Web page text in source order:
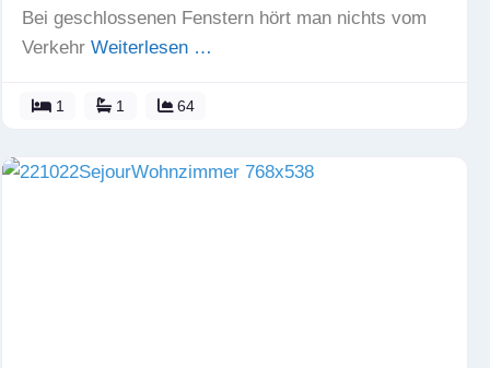
Bei geschlossenen Fenstern hört man nichts vom
Verkehr Weiterlesen …
1 1 64